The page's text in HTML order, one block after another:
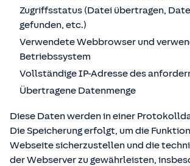
Zugriffsstatus (Datei übertragen,
gefunden, etc.)
Verwendete Webbrowser und
Betriebssystem
Vollständige IP-Adresse des
Übertragene Datenmenge
Diese Daten werden in einer
Die Speicherung erfolgt, um die
Webseite sicherzustellen und die
der Webserver zu gewährleisten,